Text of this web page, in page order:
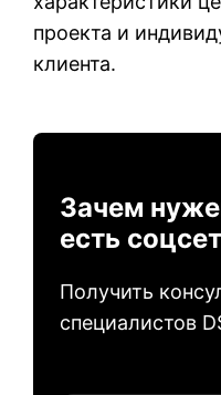
проекта и
клиента.
Зачем
есть
Получить
специалистов